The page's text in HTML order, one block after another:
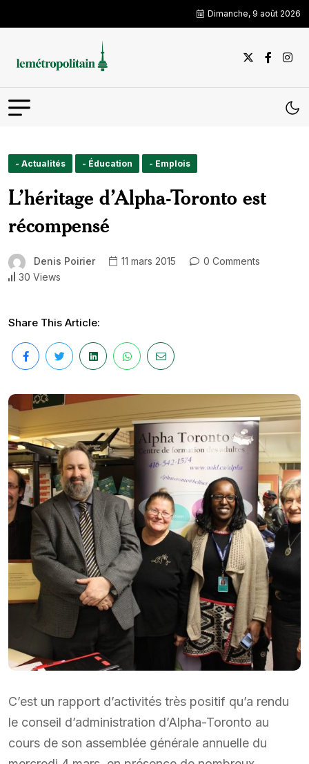
Dimanche, 9 août 2026
- Actualités - Éducation - Emplois
L’héritage d’Alpha-Toronto est
récompensé
Denis Poirier 11 mars 2015
0 Comments
30 Views
Share This Article:
C’est un rapport d’activités très positif qu’a rendu
le conseil d’administration d’Alpha-Toronto au
cours de son assemblée générale annuelle du